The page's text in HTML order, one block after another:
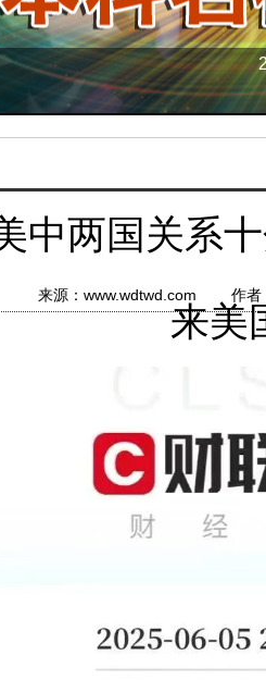
中两国关系
来美
来源：www.wdtwd.com 作